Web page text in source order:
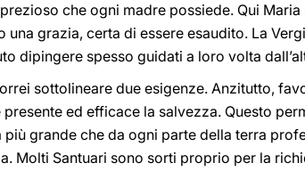
che ogni madre possiede. Qui
grazia, certa di essere esaudito. La
dipingere spesso guidati a loro volta
sottolineare due esigenze. Anzitutto,
presente ed efficace la salvezza. Questo
grande che da ogni parte della terra
Molti Santuari sono sorti proprio per la